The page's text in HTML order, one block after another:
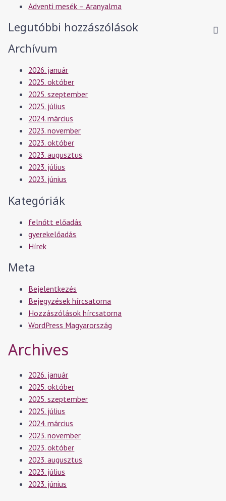
Adventi mesék – Aranyalma
Legutóbbi hozzászólások
Archívum
2026. január
2025. október
2025. szeptember
2025. július
2024. március
2023. november
2023. október
2023. augusztus
2023. július
2023. június
Kategóriák
felnőtt előadás
gyerekelőadás
Hírek
Meta
Bejelentkezés
Bejegyzések hírcsatorna
Hozzászólások hírcsatorna
WordPress Magyarország
Archives
2026. január
2025. október
2025. szeptember
2025. július
2024. március
2023. november
2023. október
2023. augusztus
2023. július
2023. június